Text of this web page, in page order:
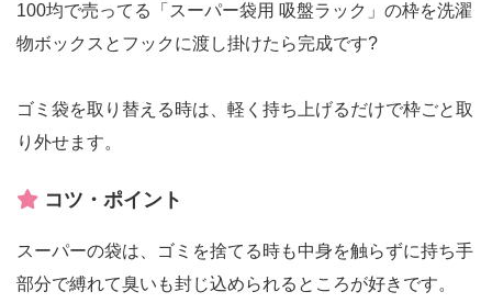
100均で売ってる「スーパー袋用 吸盤ラック」の枠を洗濯
物ボックスとフックに渡し掛けたら完成です?
ゴミ袋を取り替える時は、軽く持ち上げるだけで枠ごと取
り外せます。
コツ・ポイント
スーパーの袋は、ゴミを捨てる時も中身を触らずに持ち手
部分で縛れて臭いも封じ込められるところが好きです。